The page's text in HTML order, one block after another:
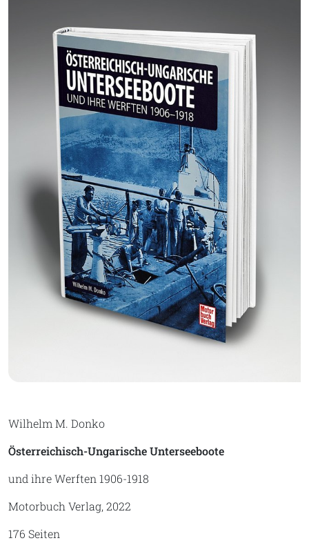
Wilhelm M. Donko
Österreichisch-Ungarische Unterseeboote
und ihre Werften 1906-1918
Motorbuch Verlag, 2022
176 Seiten